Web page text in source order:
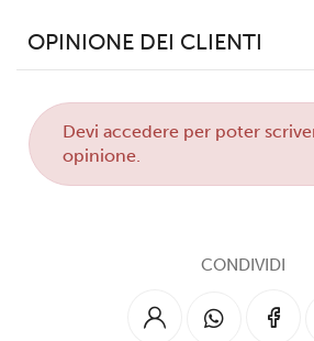
OPINIONE DEI CLIENTI
Deviaccedere per poter
opinione.
CONDIVIDI